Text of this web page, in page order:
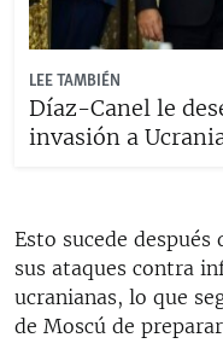
LEE TAMBIÉN
Díaz-Canel le
invasión a
Esto sucede
sus ataques contra
ucranianas, lo que
de Moscú de